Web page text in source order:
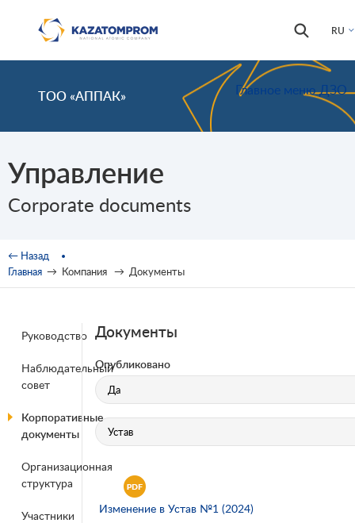
RU
Форма
Поиск
ТОО «АППАК» Главное меню ДЗО
Управление
Corporate documents
Вы здесь
← Назад
Главная → Компания → Документы
Руководство
Наблюдательный
совет
Корпоративные
документы
Организационная
структура
Участники
Документы
Опубликовано
Изменение в Устав №1 (2024)